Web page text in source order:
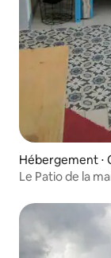
Hébergement ⋅
Le Patio de la